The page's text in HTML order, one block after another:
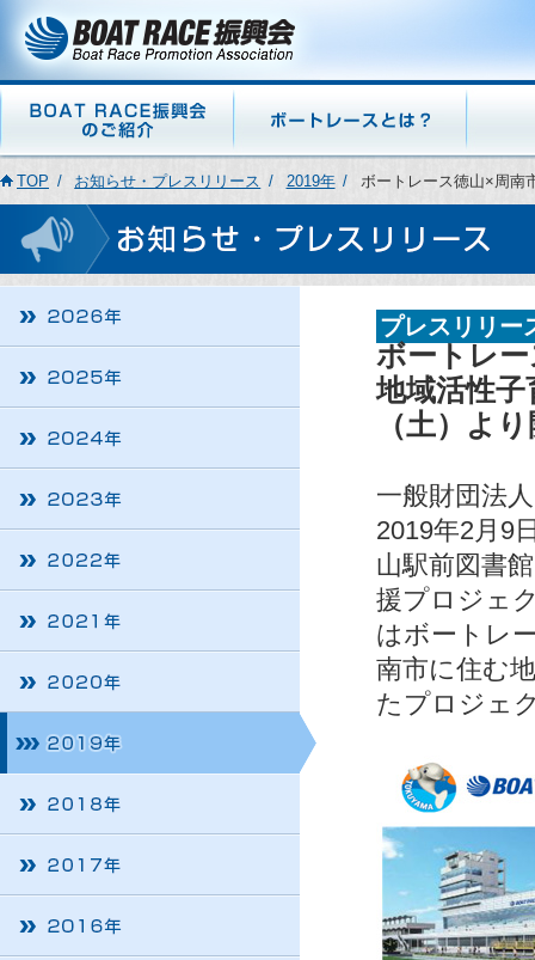
TOP お知らせ・プレスリリース 2019年 ボートレース徳山×周南
プレスリリー
ボートレ
地域活性
（土）よ
一般財団法
2019年2月9
山駅前図書
援プロジェ
はボートレ
南市に住む
たプロジェ